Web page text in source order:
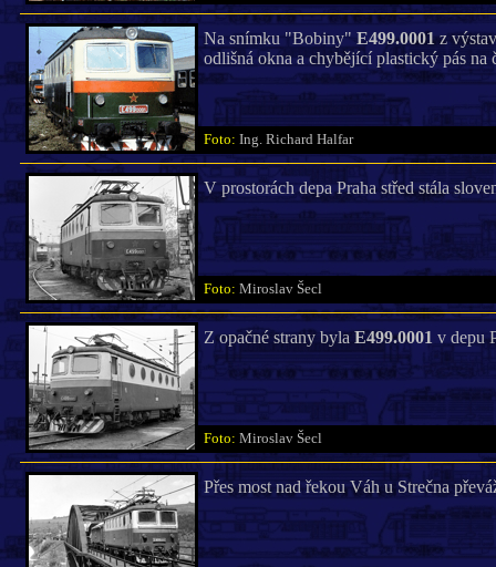
Na snímku "Bobiny" E499.0001z
odlišná okna a chybějící plastický pás
Foto: Ing. Richard Halfar
V prostorách depa Praha střed stála
Foto: Miroslav Šecl
Z opačné strany bylaE499.0001 v depu
Foto: Miroslav Šecl
Přes most nad řekou Váh u Strečna